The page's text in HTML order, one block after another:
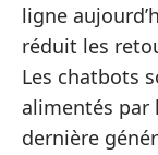
ligne
réduit les
Les chatbots
alimentés par
dernière